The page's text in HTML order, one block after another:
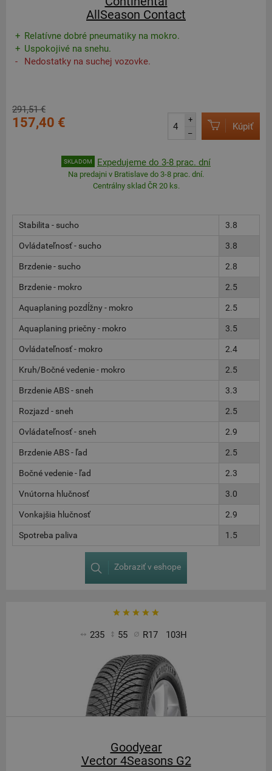
AllSeason Contact
Relatívne dobré pneumatiky na mokro.
Uspokojivé na snehu.
Nedostatky na suchej vozovke.
291,51 €
157,40 €
+
–
Kúpiť
SKLADOM Expedujeme do 3-8 prac. dní
Na predajni v Bratislave do 3-8 prac. dní.
Centrálny sklad ČR 20 ks.
Stabilita - sucho 3.8
Ovládateľnosť - sucho 3.8
Brzdenie - sucho 2.8
Brzdenie - mokro 2.5
Aquaplaning pozdĺžny - mokro 2.5
Aquaplaning priečny - mokro 3.5
Ovládateľnosť - mokro 2.4
Kruh/Bočné vedenie - mokro 2.5
Brzdenie ABS - sneh 3.3
Rozjazd - sneh 2.5
Ovládateľnosť - sneh 2.9
Brzdenie ABS - ľad 2.5
Bočné vedenie - ľad 2.3
Vnútorna hlučnosť 3.0
Vonkajšia hlučnosť 2.9
Spotreba paliva 1.5
Zobraziť v eshope
235 55 R17 103H
Goodyear
Vector 4Seasons G2